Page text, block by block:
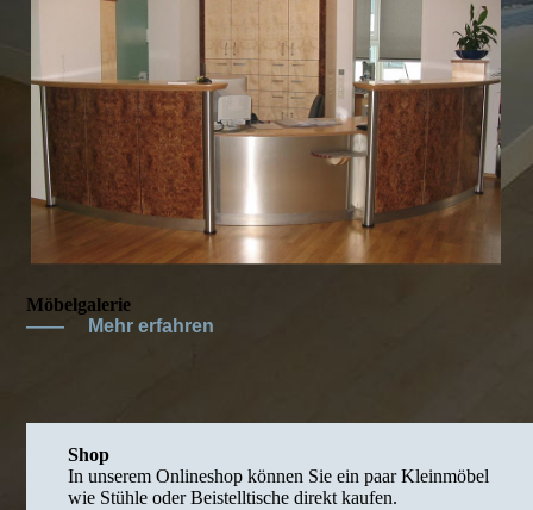
Möbelgalerie
——
Mehr erfahren
Shop
In unserem Onlineshop können Sie ein paar Kleinmöbel
wie Stühle oder Beistelltische direkt kaufen.